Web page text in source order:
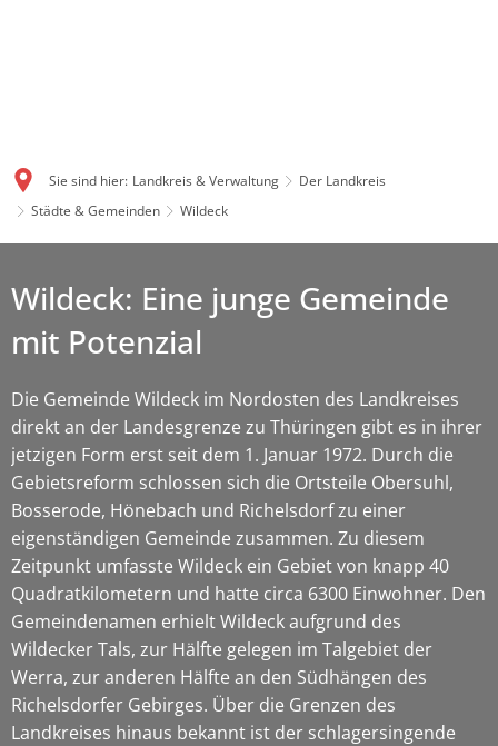
Sie sind hier: Landkreis & Verwaltung
Der Landkreis
Städte & Gemeinden
Wildeck
Wildeck: Eine junge Gemeinde
mit Potenzial
Die Gemeinde Wildeck im Nordosten des Landkreises
direkt an der Landesgrenze zu Thüringen gibt es in ihrer
jetzigen Form erst seit dem 1. Januar 1972. Durch die
Gebietsreform schlossen sich die Ortsteile Obersuhl,
Bosserode, Hönebach und Richelsdorf zu einer
eigenständigen Gemeinde zusammen. Zu diesem
Zeitpunkt umfasste Wildeck ein Gebiet von knapp 40
Quadratkilometern und hatte circa 6300 Einwohner. Den
Gemeindenamen erhielt Wildeck aufgrund des
Wildecker Tals, zur Hälfte gelegen im Talgebiet der
Werra, zur anderen Hälfte an den Südhängen des
Richelsdorfer Gebirges. Über die Grenzen des
Landkreises hinaus bekannt ist der schlagersingende